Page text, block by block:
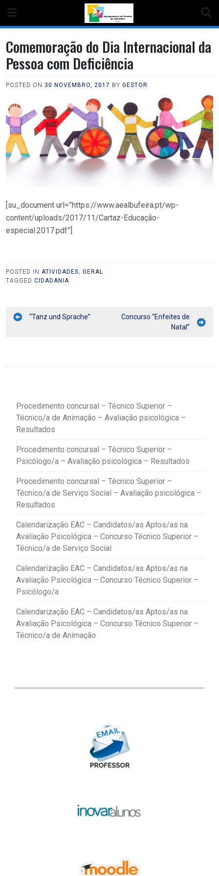
Comemoração do Dia Internacional da
Pessoa com Deficiência
POSTED ON 30 NOVEMBRO, 2017 BY GESTOR
[su_document url=”https://www.aealbufeira.pt/wp-
content/uploads/2017/11/Cartaz-Educação-
especial.2017.pdf”]
POSTED IN ATIVIDADES
GERAL
TAGGED CIDADANIA
“Tanz und Sprache”
Concurso “Enfeites de
Natal”
Procedimento concursal – Técnico Superior –
Técnico/a de Animação – Avaliação psicológica –
Resultados
Procedimento concursal – Técnico Superior –
Psicólogo/a – Avaliação psicológica – Resultados
Procedimento concursal – Técnico Superior –
Técnico/a de Serviço Social – Avaliação psicológica –
Resultados
Calendarização EAC – Candidatos/as Aptos/as na
Avaliação Psicológica – Concurso Técnico Superior –
Técnico/a de Serviço Social
Calendarização EAC – Candidatos/as Aptos/as na
Avaliação Psicológica – Concurso Técnico Superior –
Psicólogo/a
Calendarização EAC – Candidatos/as Aptos/as na
Avaliação Psicológica – Concurso Técnico Superior –
Técnico/a de Animação